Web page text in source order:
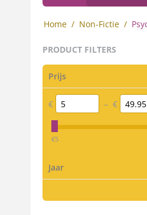
Home / Non-Fictie /
PRODUCT FILTERS
Prijs
€ – €
‎€5
Jaar